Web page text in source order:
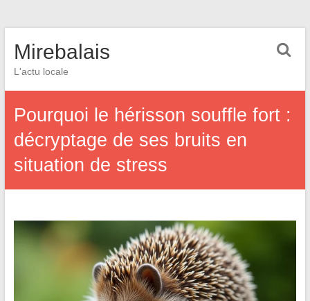
Mirebalais
L'actu locale
Pourquoi le hérisson souffle fort :
décryptage de ses bruits en
situation de stress